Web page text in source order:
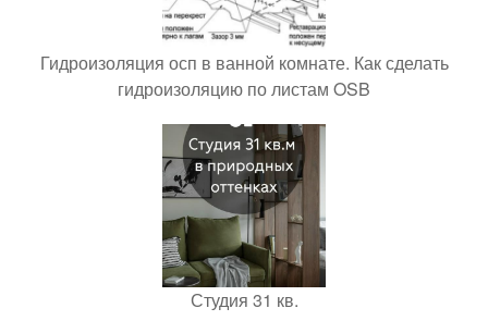
Гидроизоляция осп в ванной комнате. Как сделать
гидроизоляцию по листам OSB
Студия 31 кв.